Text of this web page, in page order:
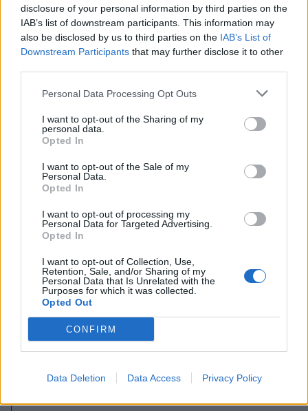
disclosure of your personal information by third parties on the
IAB’s list of downstream participants. This information may
also be disclosed by us to third parties on the IAB’s List of
Downstream Participants that may further disclose it to other
Personal Data Processing Opt Outs
I want to opt-out of the Sharing of my
personal data.
Opted In
I want to opt-out of the Sale of my
Personal Data.
Opted In
I want to opt-out of processing my
Personal Data for Targeted Advertising.
Opted In
I want to opt-out of Collection, Use,
Retention, Sale, and/or Sharing of my
Personal Data that Is Unrelated with the
Purposes for which it was collected.
Opted Out
CONFIRM
Data Deletion Data Access Privacy Policy
Nőileg
Sándor Ella: Na, indíts, s
A rovat további cikkei
2026. augusztus 08., szombat
Láthatatlanul apadnak Erdély
vízkészletei – hiába hoz özönvizet
egy nyári zivatar